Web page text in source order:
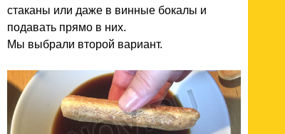
стаканы или даже в винные бокалы и
подавать прямо в них.
Мы выбрали второй вариант.